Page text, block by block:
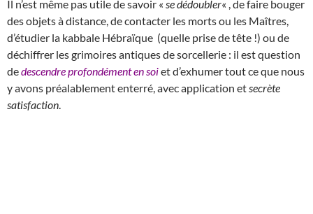
Il n’est même pas utile de savoir « se dédoubler« , de faire bouger
des objets à distance, de contacter les morts ou les Maîtres,
d’étudier la kabbale Hébraïque (quelle prise de tête !) ou de
déchiffrer les grimoires antiques de sorcellerie : il est question
dedescendre profondément en soiet d’exhumer tout ce que nous
y avons préalablement enterré, avec application et secrète
satisfaction